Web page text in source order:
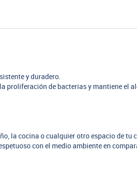
y duradero.
proliferación de bacterias y mantiene el
la cocina o cualquier otro espacio de tu
con el medio ambiente en